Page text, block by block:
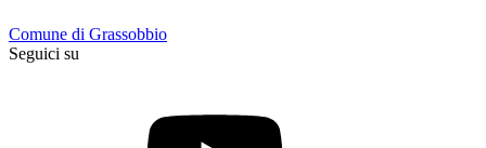
Comune di Grassobbio
Seguici su